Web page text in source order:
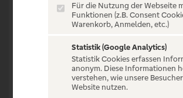
VERANSTALTUNG
GEFUNDEN
Für die Nutzung der Webseite
Funktionen (z.B. Consent
Warenkorb, Anmelden, etc.)
Statistik (Google Analytics)
Statistik Cookies erfassen
anonym. Diese Informationen
verstehen, wie unsere
Website nutzen.